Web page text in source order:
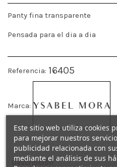
Panty fina transparente
Pensada para el dia a dia
Referencia: 16405
Marca:
Descripción
Este sitio web utiliza cookies
para mejorar nuestros
publicidad relacionada con
mediante el análisis de sus